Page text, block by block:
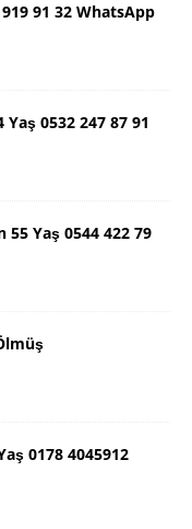
91 32 WhatsApp
0532 247 87 91
Yaş 0544 422 79
0178 4045912